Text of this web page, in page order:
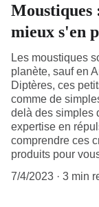
Moustiques
mieux s'en
Les moustiques
planète, sauf en
Diptères, ces
comme de
delà des simples
expertise en
comprendre ces
produits pour
7/4/2023
3 min